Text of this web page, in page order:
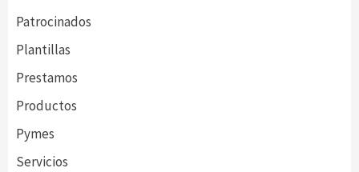
Patrocinados
Plantillas
Prestamos
Productos
Pymes
Servicios